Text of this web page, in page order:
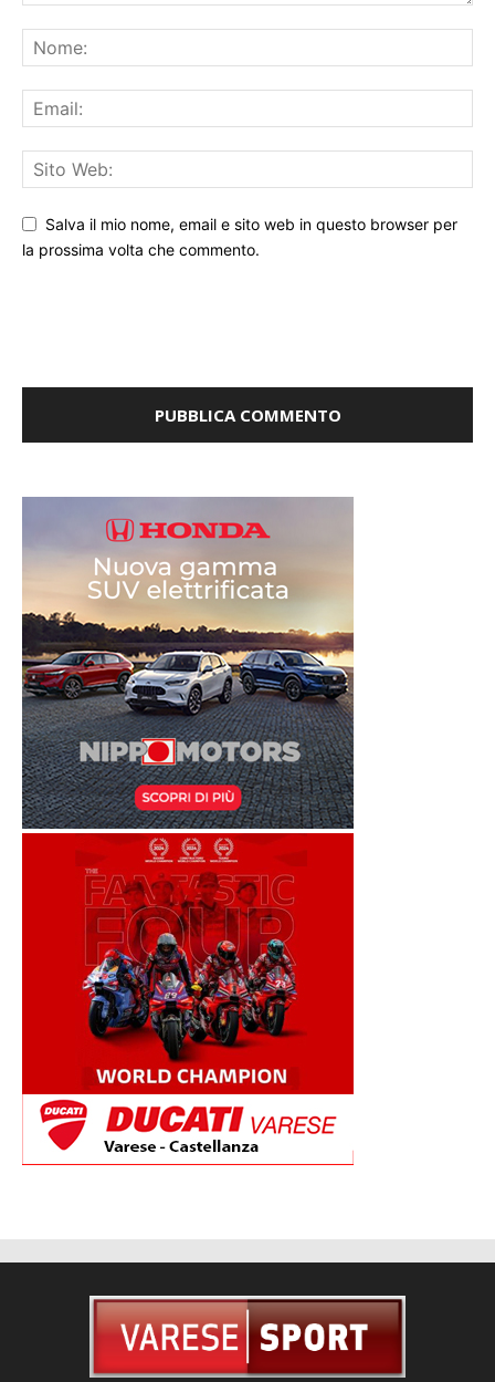
Salva il mio nome, email e sito web in questo browser per
la prossima volta che commento.